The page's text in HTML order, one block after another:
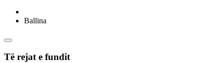
Ballina
Të rejat e fundit